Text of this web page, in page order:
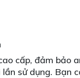
cấp, đảm bảo
sử dụng.